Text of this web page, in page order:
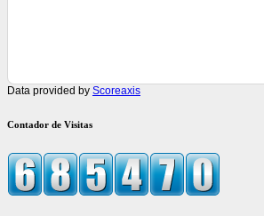
Data provided by Scoreaxis
Contador de Visitas